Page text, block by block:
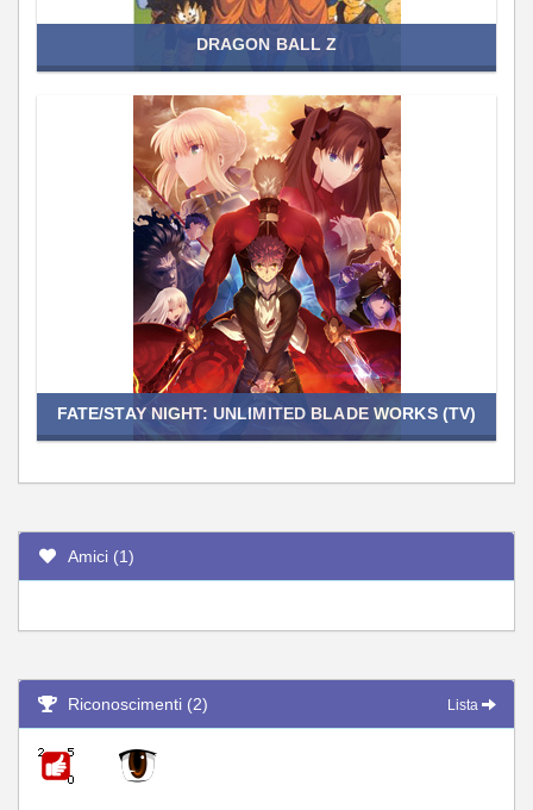
DRAGON BALL Z
FATE/STAY NIGHT: UNLIMITED BLADE WORKS (TV)
Amici (1)
Riconoscimenti (2) Lista